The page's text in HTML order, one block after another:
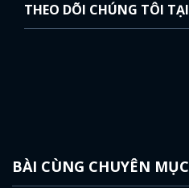
THEO DÕI CHÚNG TÔI TẠI
BÀI CÙNG CHUYÊN MỤC